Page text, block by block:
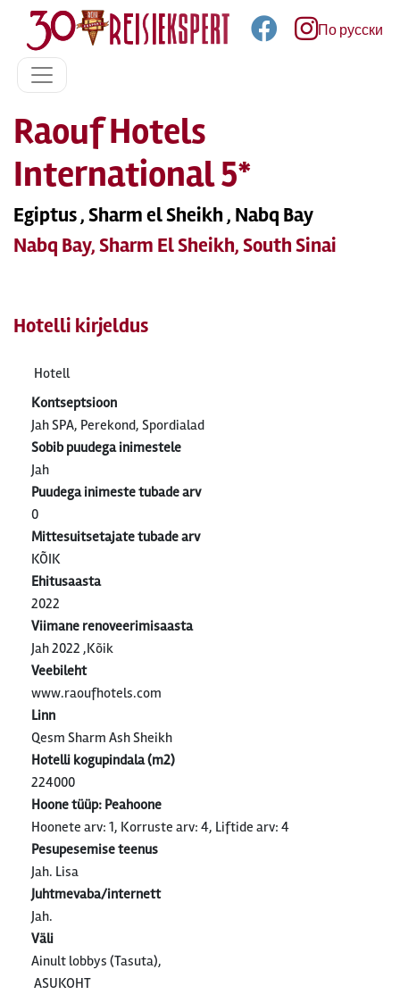
По русски
Raouf Hotels
International 5*
Egiptus , Sharm el Sheikh , Nabq Bay
Nabq Bay, Sharm El Sheikh, South Sinai
Hotelli kirjeldus
Hotell
Kontseptsioon
Jah SPA, Perekond, Spordialad
Sobib puudega inimestele
Jah
Puudega inimeste tubade arv
0
Mittesuitsetajate tubade arv
KÕIK
Ehitusaasta
2022
Viimane renoveerimisaasta
Jah 2022 ,Kõik
Veebileht
www.raoufhotels.com
Linn
Qesm Sharm Ash Sheikh
Hotelli kogupindala (m2)
224000
Hoone tüüp: Peahoone
Hoonete arv: 1, Korruste arv: 4, Liftide arv: 4
Pesupesemise teenus
Jah. Lisa
Juhtmevaba/internett
Jah.
Väli
Ainult lobbys (Tasuta),
ASUKOHT